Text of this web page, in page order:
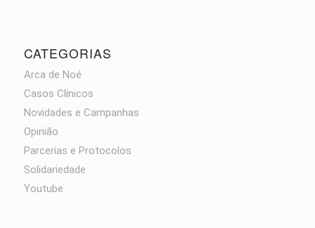
CATEGORIAS
Arca de Noé
Casos Clínicos
Novidades e Campanhas
Opinião
Parcerias e Protocolos
Solidariedade
Youtube